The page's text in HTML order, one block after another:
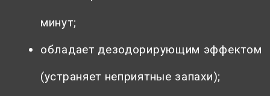
минут;
обладает дезодорирующим эффектом
(устраняет неприятные запахи);